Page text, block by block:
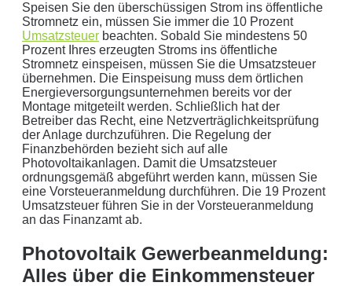
Datenlöschung nach Art. 17 DSGVO
Keine Newsletter oder Spam
Speisen Sie den überschüssigen Strom ins öffentliche
Stromnetz ein, müssen Sie immer die 10 Prozent
Umsatzsteuer beachten. Sobald Sie mindestens 50
Prozent Ihres erzeugten Stroms ins öffentliche
Stromnetz einspeisen, müssen Sie die Umsatzsteuer
übernehmen. Die Einspeisung muss dem örtlichen
Energieversorgungsunternehmen bereits vor der
Montage mitgeteilt werden. Schließlich hat der
Betreiber das Recht, eine Netzverträglichkeitsprüfung
der Anlage durchzuführen. Die Regelung der
Finanzbehörden bezieht sich auf alle
Photovoltaikanlagen. Damit die Umsatzsteuer
ordnungsgemäß abgeführt werden kann, müssen Sie
eine Vorsteueranmeldung durchführen. Die 19 Prozent
Umsatzsteuer führen Sie in der Vorsteueranmeldung
an das Finanzamt ab.
Photovoltaik Gewerbeanmeldung:
Alles über die Einkommensteuer